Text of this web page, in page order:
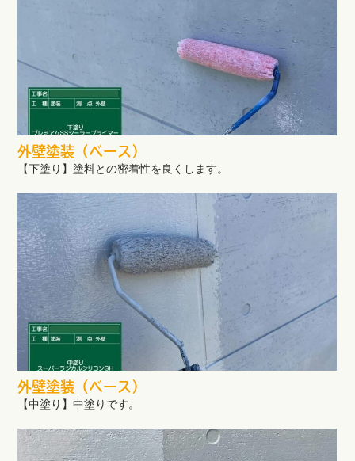
外壁塗装（ベース）
【下塗り】塗料との密着性を良くします。
外壁塗装（ベース）
【中塗り】中塗りです。